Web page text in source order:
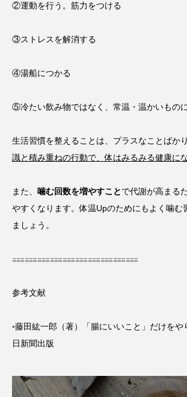
②運動を行う。筋力をつける
③ストレスを解消する
④湯船につかる
⑤冷たい飲み物ではなく、常温・温かいもの
生活習慣を整えることは、プラスなことばかり
識と積み重ねの行動で、体はみるみる健康に
また、 噛む回数を増やすことで代謝が高まる
やすくなります。体温Upのためにもよく噛む
ましょう。
𓐌𓐌𓐌𓐌𓐌𓐌𓐌𓐌𓐌𓐌
参考文献
◦藤田紘一郎（著）「腸にいいこと」だけを
日新聞出版